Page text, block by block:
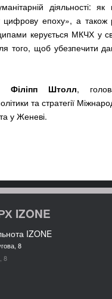
діяльності:
цифрову епоху», а також
керується МКЧХ у
того, щоб убезпечити
Філіпп Штолл,
та стратегії
у Женеві.
IZONE
IZONE
8
8